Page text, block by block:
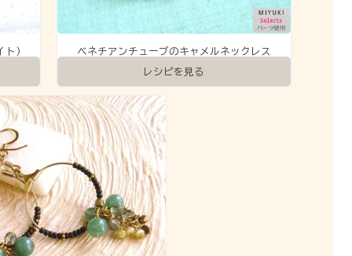
ト)
ベネチアンチューブのキャメルネックレス
レシピを見る